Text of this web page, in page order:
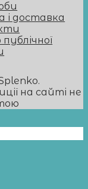
і доставка
публічної
на сайті не